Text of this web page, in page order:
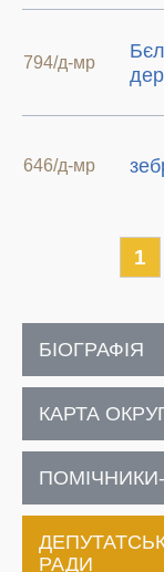
794/д-мр
646/д-мр
1
БІОГРАФІЯ
КАРТА
РАДИ